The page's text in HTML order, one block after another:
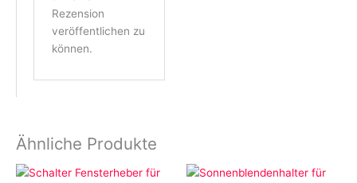
Rezension
veröffentlichen zu
können.
Ähnliche Produkte